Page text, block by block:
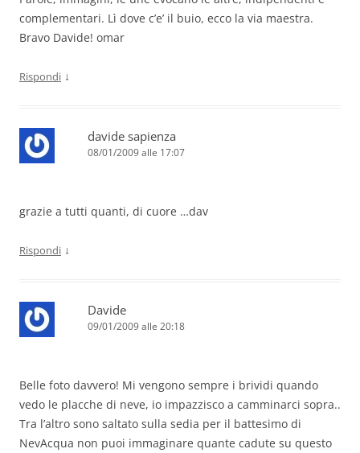
complementari. Lì dove c’e’ il buio, ecco la via maestra.
Bravo Davide! omar
Rispondi ↓
davide sapienza
08/01/2009 alle 17:07
grazie a tutti quanti, di cuore …dav
Rispondi ↓
Davide
09/01/2009 alle 20:18
Belle foto davvero! Mi vengono sempre i brividi quando
vedo le placche di neve, io impazzisco a camminarci sopra..
Tra l’altro sono saltato sulla sedia per il battesimo di
NevAcqua non puoi immaginare quante cadute su questo